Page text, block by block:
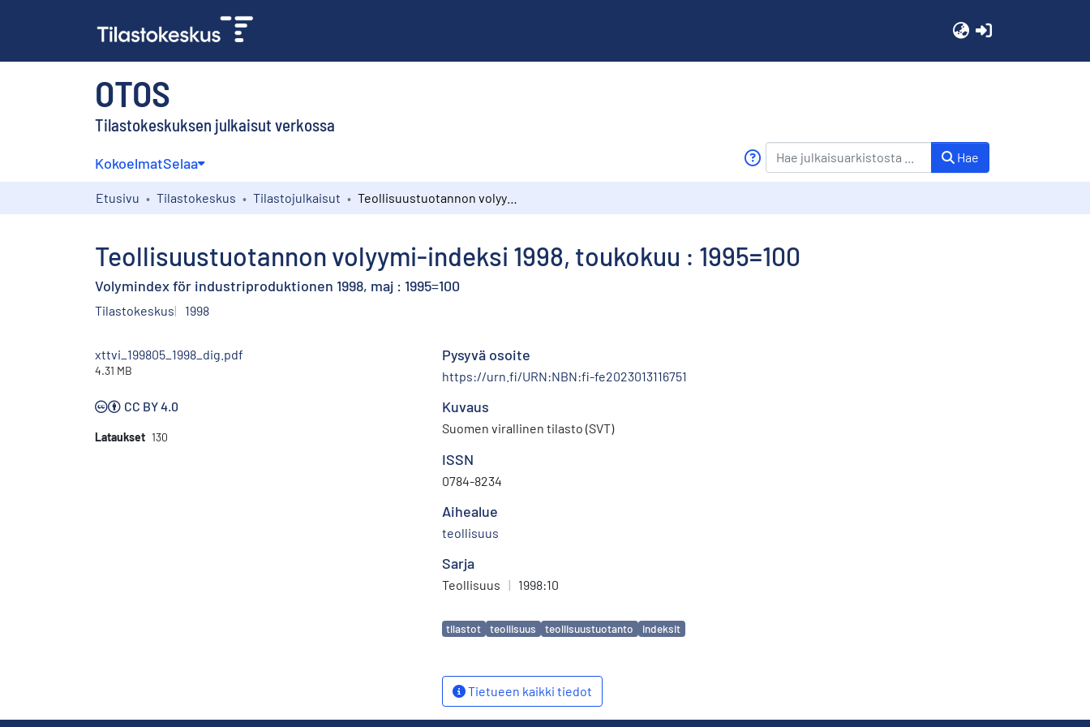
OTOS
Tilastokeskuksen julkaisut verkossa
KokoelmatSelaa Hae
Etusivu Tilastokeskus Tilastojulkaisut
Teollisuustuotannon volyymi-indeksi 1998, toukokuu : 1995=100
Volymindex för industriproduktionen 1998, maj : 1995=100
Tilastokeskus 1998
xttvi_199805_1998_dig.pdf
4.31 MB
CC BY 4.0
Lataukset 130
Pysyvä osoite
https://urn.fi/URN:NBN:fi-fe2023013116751
Kuvaus
Suomen virallinen tilasto (SVT)
ISSN
0784-8234
Aihealue
teollisuus
Sarja
Teollisuus | 1998:10
Avainsanat
tilastot teollisuus teollisuustuotanto indeksit
Tietueen kaikki tiedot